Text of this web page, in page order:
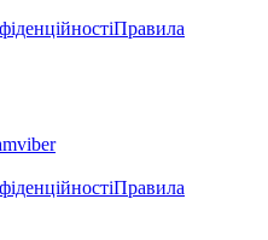
Правила
viber
Правила